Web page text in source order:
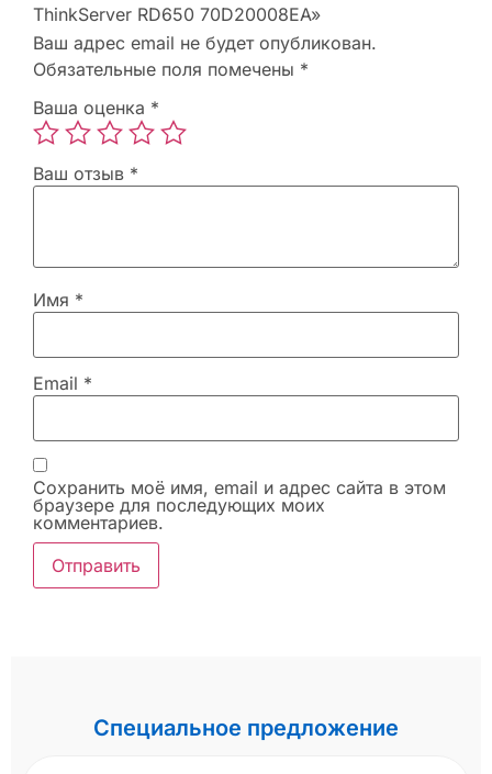
ThinkServer RD650 70D20008EA»
Ваш адрес email не будет опубликован.
Обязательные поля помечены *
Ваша оценка *
Ваш отзыв *
Имя *
Email *
Сохранить моё имя, email и адрес сайта в этом
браузере для последующих моих
комментариев.
Специальное предложение